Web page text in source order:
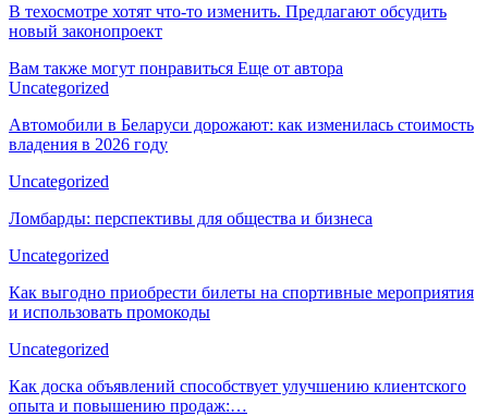
В техосмотре хотят что-то изменить. Предлагают обсудить
новый законопроект
Вам также могут понравиться Еще от автора
Uncategorized
Автомобили в Беларуси дорожают: как изменилась стоимость
владения в 2026 году
Uncategorized
Ломбарды: перспективы для общества и бизнеса
Uncategorized
Как выгодно приобрести билеты на спортивные мероприятия
и использовать промокоды
Uncategorized
Как доска объявлений способствует улучшению клиентского
опыта и повышению продаж:…